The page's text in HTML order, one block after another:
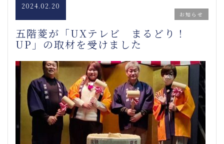
2024.02.20
お知らせ
五階菱が「UXテレビ まるどり！
UP」の取材を受けました